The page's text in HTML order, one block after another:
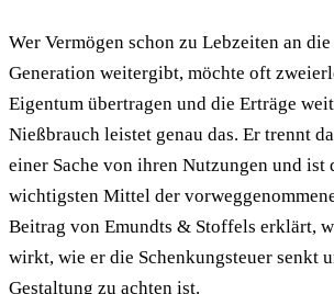
Wer Vermögen schon zu Lebzeiten an die
Generation weitergibt, möchte oft
Eigentum übertragen und die Erträge
Nießbrauch leistet genau das. Er trennt
einer Sache von ihren Nutzungen und ist
wichtigsten Mittel der
Beitrag von Emundts & Stoffels erklärt,
wirkt, wie er die Schenkungsteuer senkt
Gestaltung zu achten ist.